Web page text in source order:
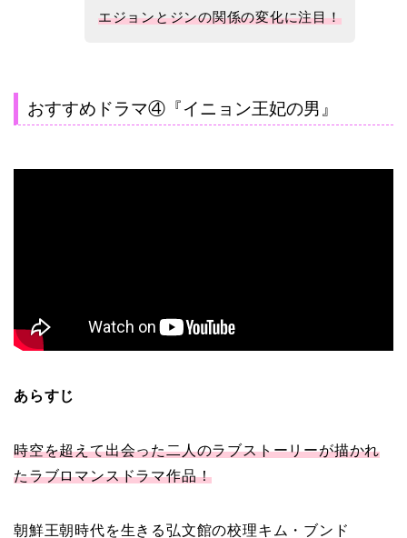
エジョンとジンの関係の変化に注目！
おすすめドラマ④『イニョン王妃の男』
あらすじ
時空を超えて出会った二人のラブストーリーが描かれ
たラブロマンスドラマ作品！
朝鮮王朝時代を生きる弘文館の校理キム・ブンド